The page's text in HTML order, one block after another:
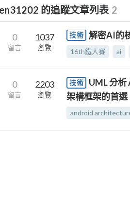
的追蹤文章列表 2
0
留言
1037
瀏覽
技術 解密AI的
16th鐵人賽 ai
0
留言
2203
瀏覽
技術
UML 分析
架構框架的首
android